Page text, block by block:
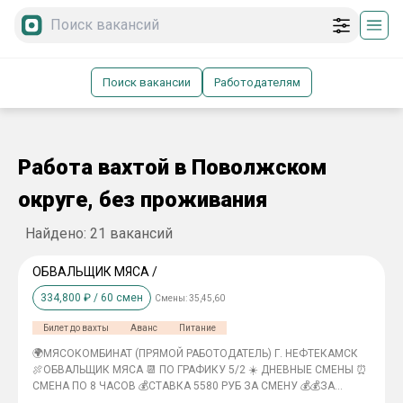
Поиск вакансии Работодателям
Работа вахтой в Поволжском
округе, без проживания
Найдено: 21 вакансий
ОБВАЛЬЩИК МЯСА /
334,800 ₽ / 60 смен Смены:35,45,60
Билет до вахты Аванс Питание
🌍МЯСОКОМБИНАТ (ПРЯМОЙ РАБОТОДАТЕЛЬ) Г. НЕФТЕКАМСК
🍖ОБВАЛЬЩИК МЯСА 📆 ПО ГРАФИКУ 5/2 ☀️ ДНЕВНЫЕ СМЕНЫ ⏰
СМЕНА ПО 8 ЧАСОВ 💰СТАВКА 5580 РУБ ЗА СМЕНУ 💰💰ЗА